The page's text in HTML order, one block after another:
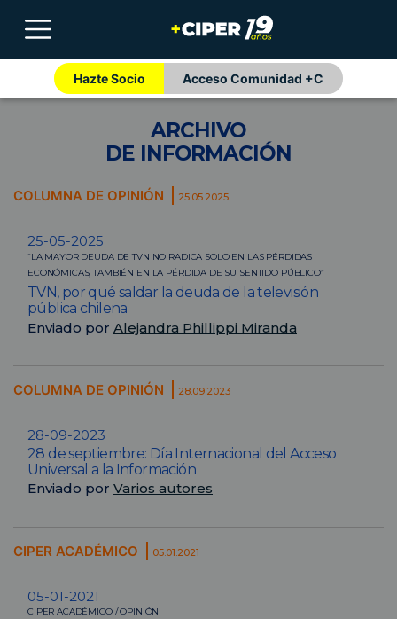
Hazte Socio Acceso Comunidad +C
ARCHIVO
DE INFORMACIÓN
COLUMNA DE OPINIÓN 25.05.2025
25-05-2025
“LA MAYOR DEUDA DE TVN NO RADICA SOLO EN LAS PÉRDIDAS
ECONÓMICAS, TAMBIÉN EN LA PÉRDIDA DE SU SENTIDO PÚBLICO”
TVN, por qué saldar la deuda de la televisión
pública chilena
Enviado por Alejandra Phillippi Miranda
COLUMNA DE OPINIÓN 28.09.2023
28-09-2023
28 de septiembre: Día Internacional del Acceso
Universal a la Información
Enviado por Varios autores
CIPER ACADÉMICO 05.01.2021
05-01-2021
CIPER ACADÉMICO / OPINIÓN